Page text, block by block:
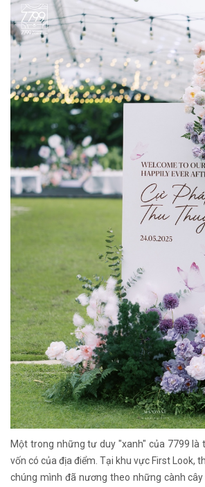
Một trong những tư duy "xanh" của 7799 là
vốn có của địa điểm. Tại khu vực First Look,
chúng mình đã nương theo những cành